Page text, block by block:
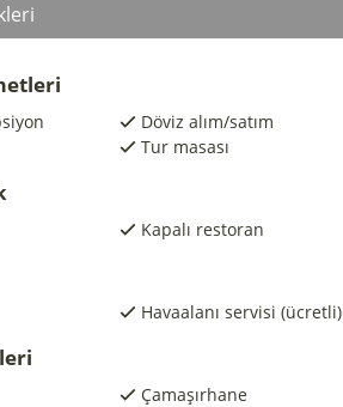
Döviz alım/satım
Tur masası
Kapalı restoran
Havaalanı servisi (ücretli)
Çamaşırhane